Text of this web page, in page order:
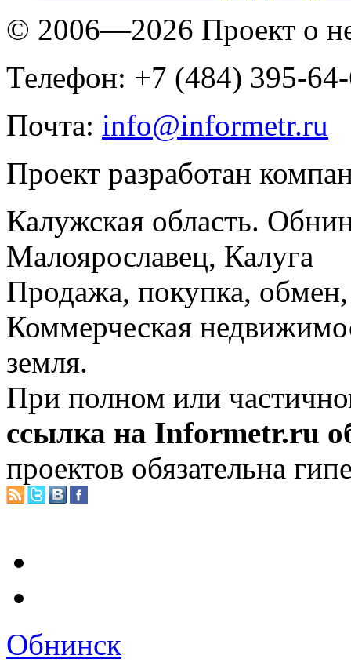
© 2006—2026 Проект о
Телефон: +7 (484) 395-
Почта: info@informetr.ru
Проект разработан
Калужская область.
Малоярославец, Калуга
Продажа, покупка, обмен,
Коммерческая
земля.
При полном или
ссылка на Informetr.ru
проектов обязательна
Обнинск